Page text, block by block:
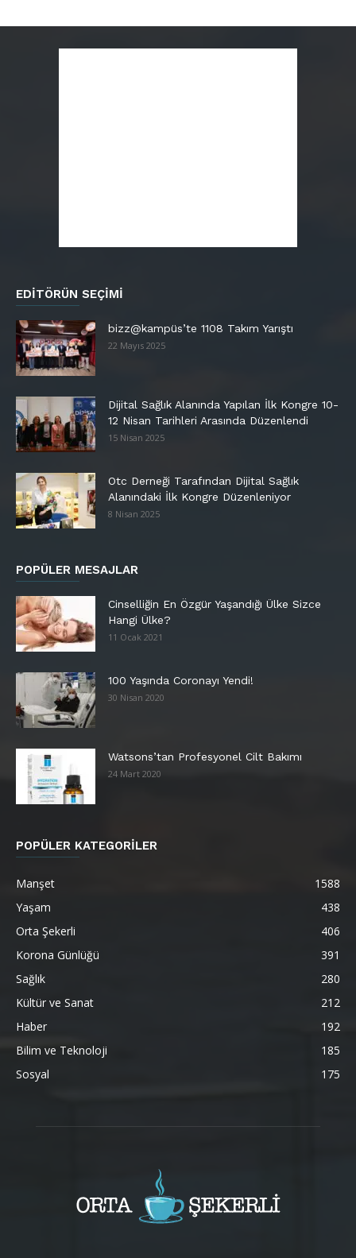
EDITÖRÜN SEÇIMI
bizz@kampüs’te 1108 Takım Yarıştı
22 Mayıs 2025
Dijital Sağlık Alanında Yapılan İlk Kongre 10-
12 Nisan Tarihleri Arasında Düzenlendi
15 Nisan 2025
Otc Derneği Tarafından Dijital Sağlık
Alanındaki İlk Kongre Düzenleniyor
8 Nisan 2025
POPÜLER MESAJLAR
Cinselliğin En Özgür Yaşandığı Ülke Sizce
Hangi Ülke?
11 Ocak 2021
100 Yaşında Coronayı Yendi!
30 Nisan 2020
Watsons’tan Profesyonel Cilt Bakımı
24 Mart 2020
POPÜLER KATEGORİLER
Manşet
1588
Yaşam
438
Orta Şekerli
406
Korona Günlüğü
391
Sağlık
280
Kültür ve Sanat
212
Haber
192
Bilim ve Teknoloji
185
Sosyal
175